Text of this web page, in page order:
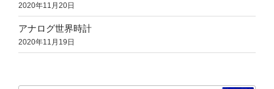
2020年11月20日
アナログ世界時計
2020年11月19日